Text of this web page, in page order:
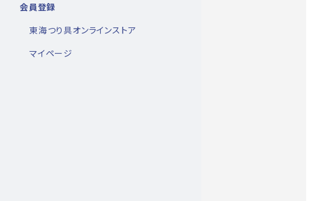
会員登録
東海つり具オンラインストア
マイページ